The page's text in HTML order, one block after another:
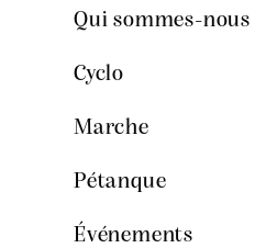
Qui sommes-nous
Cyclo
Marche
Pétanque
Événements